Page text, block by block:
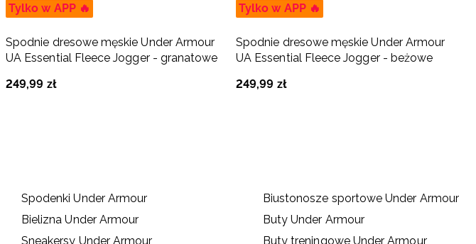
Tylko w APP 🔥
Spodnie dresowe męskie Under Armour
UA Essential Fleece Jogger - granatowe
249,99 zł
Tylko w APP 🔥
Spodnie dresowe męskie Under Armour
UA Essential Fleece Jogger - beżowe
249,99 zł
Spodenki Under Armour
Biustonosze sportowe Under Armour
Bielizna Under Armour
Buty Under Armour
Sneakersy Under Armour Buty treningowe Under Armour